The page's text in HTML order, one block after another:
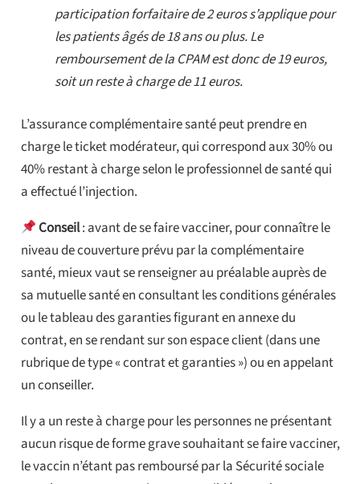
participation forfaitaire de 2 euros s’applique pour
les patients âgés de 18 ans ou plus. Le
remboursement de la CPAM est donc de 19 euros,
soit un reste à charge de 11 euros.
L’assurance complémentaire santé peut prendre en
charge le ticket modérateur, qui correspond aux 30% ou
40% restant à charge selon le professionnel de santé qui
a effectué l’injection.
Conseil: avant de se faire vacciner, pour connaître le
niveau de couverture prévu par la complémentaire
santé, mieux vaut se renseigner au préalable auprès de
sa mutuelle santé en consultant les conditions générales
ou le tableau des garanties figurant en annexe du
contrat, en se rendant sur son espace client (dans une
rubrique de type « contrat et garanties ») ou en appelant
un conseiller.
Il y a un reste à charge pour les personnes ne présentant
aucun risque de forme grave souhaitant se faire vacciner,
le vaccin n’étant pas remboursé par la Sécurité sociale